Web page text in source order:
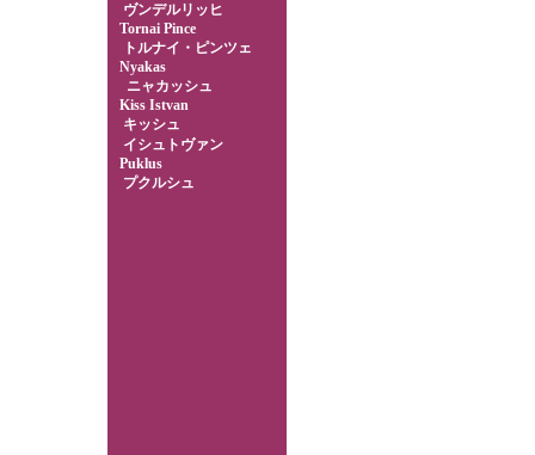
ヴンデルリッヒ
Tornai Pince
トルナイ・ピンツェ
Nyakas
ニャカッシュ
Kiss Istvan
キッシュ
イシュトヴァン
Puklus
プクルシュ